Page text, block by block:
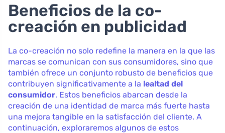
Beneficios de la co-
creación en publicidad
La co-creación no solo redefine la manera en la que las
marcas se comunican con sus consumidores, sino que
también ofrece un conjunto robusto de beneficios que
contribuyen significativamente a la lealtad del
consumidor. Estos beneficios abarcan desde la
creación de una identidad de marca más fuerte hasta
una mejora tangible en la satisfacción del cliente. A
continuación, exploraremos algunos de estos